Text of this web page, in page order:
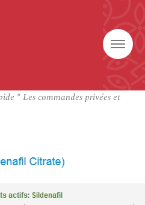
* Les commandes privées et